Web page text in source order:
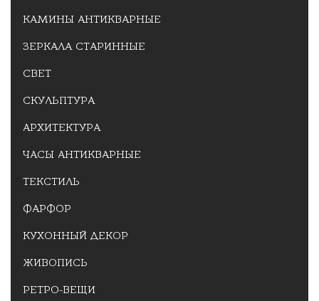
КАМИНЫ АНТИКВАРНЫЕ
ЗЕРКАЛА СТАРИННЫЕ
СВЕТ
СКУЛЬПТУРА
АРХИТЕКТУРА
ЧАСЫ АНТИКВАРНЫЕ
ТЕКСТИЛЬ
ФАРФОР
КУХОННЫЙ ДЕКОР
ЖИВОПИСЬ
РЕТРО-ВЕЩИ